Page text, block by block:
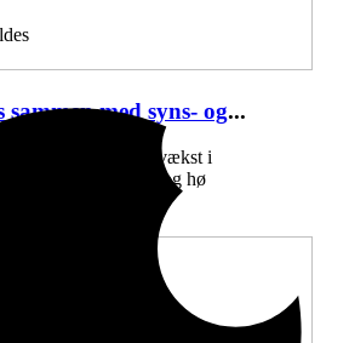
med syns- og...
samt ringe vækst i
sammen med syns- og hø
den 10. maj , 2017